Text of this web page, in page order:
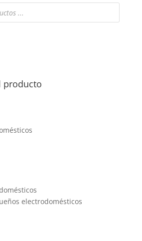
producto
electrodomésticos